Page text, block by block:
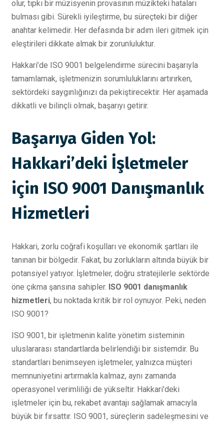
olur, tıpkı bir müzisyenin provasının müzikteki hataları
bulması gibi. Sürekli iyileştirme, bu süreçteki bir diğer
anahtar kelimedir. Her defasında bir adım ileri gitmek için
eleştirileri dikkate almak bir zorunluluktur.
Hakkari’de ISO 9001 belgelendirme sürecini başarıyla
tamamlamak, işletmenizin sorumluluklarını artırırken,
sektördeki saygınlığınızı da pekiştirecektir. Her aşamada
dikkatli ve bilinçli olmak, başarıyı getirir.
Başarıya Giden Yol:
Hakkari’deki İşletmeler
için ISO 9001 Danışmanlık
Hizmetleri
Hakkari, zorlu coğrafi koşulları ve ekonomik şartları ile
tanınan bir bölgedir. Fakat, bu zorlukların altında büyük bir
potansiyel yatıyor. İşletmeler, doğru stratejilerle sektörde
öne çıkma şansına sahipler. ISO 9001 danışmanlık
hizmetleri, bu noktada kritik bir rol oynuyor. Peki, neden
ISO 9001?
ISO 9001, bir işletmenin kalite yönetim sisteminin
uluslararası standartlarda belirlendiği bir sistemdir. Bu
standartları benimseyen işletmeler, yalnızca müşteri
memnuniyetini artırmakla kalmaz, aynı zamanda
operasyonel verimliliği de yükseltir. Hakkari'deki
işletmeler için bu, rekabet avantajı sağlamak amacıyla
büyük bir fırsattır. ISO 9001, süreçlerin sadeleşmesini ve